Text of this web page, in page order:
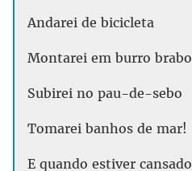
Andarei de bicicleta
Montarei em burro brabo
Subirei no pau-de-sebo
Tomarei banhos de mar!
E quando estiver cansado